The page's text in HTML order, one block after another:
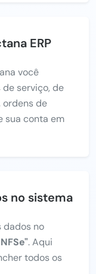
ERP
você
serviço, de
ordens de
sua conta em
no sistema
dados no
. Aqui
todos os